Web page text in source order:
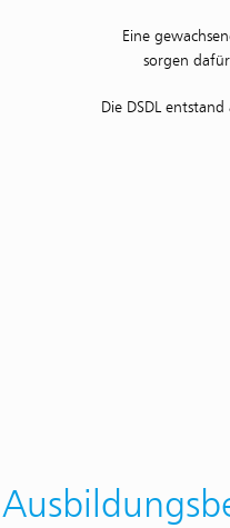
Eine
sorgen
Die DSDL